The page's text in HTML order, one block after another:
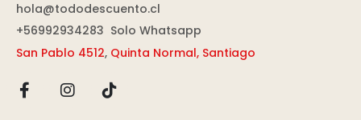
hola@tododescuento.cl
+56992934283 Solo Whatsapp
San Pablo 4512, Quinta Normal, Santiago